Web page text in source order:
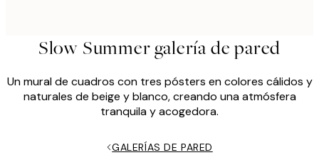
Slow Summer galería de pared
Un mural de cuadros con tres pósters en colores cálidos y
naturales de beige y blanco, creando una atmósfera
tranquila y acogedora.
GALERÍAS DE PARED